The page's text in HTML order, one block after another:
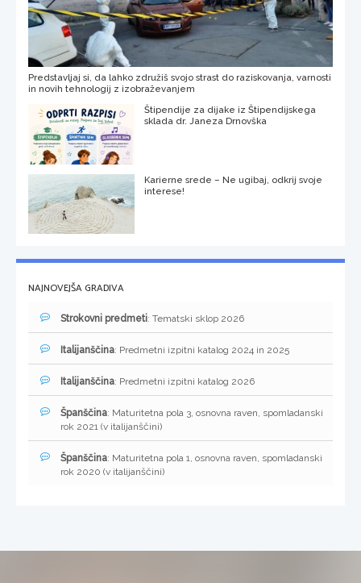
Predstavljaj si, da lahko združiš svojo strast do raziskovanja, varnosti
in novih tehnologij z izobraževanjem
Štipendije za dijake iz Štipendijskega
sklada dr. Janeza Drnovška
Karierne srede – Ne ugibaj, odkrij svoje
interese!
NAJNOVEJŠA GRADIVA
Strokovni predmeti: Tematski sklop 2026
Italijanščina: Predmetni izpitni katalog 2024 in 2025
Italijanščina: Predmetni izpitni katalog 2026
Španščina: Maturitetna pola 3, osnovna raven, spomladanski
rok 2021 (v italijanščini)
Španščina: Maturitetna pola 1, osnovna raven, spomladanski
rok 2020 (v italijanščini)